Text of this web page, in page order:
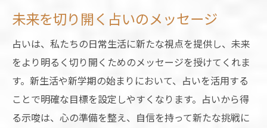
未来を切り開く占いのメッセージ
占いは、私たちの日常生活に新たな視点を提供し、未来
をより明るく切り開くためのメッセージを授けてくれま
す。新生活や新学期の始まりにおいて、占いを活用する
ことで明確な目標を設定しやすくなります。占いから得
る示唆は、心の準備を整え、自信を持って新たな挑戦に